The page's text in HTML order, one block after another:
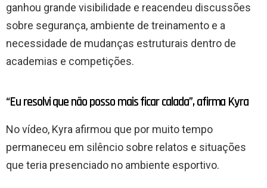
ganhou grande visibilidade e reacendeu discussões
sobre segurança, ambiente de treinamento e a
necessidade de mudanças estruturais dentro de
academias e competições.
“Eu resolvi que não posso mais ficar calada”, afirma Kyra
No vídeo, Kyra afirmou que por muito tempo
permaneceu em silêncio sobre relatos e situações
que teria presenciado no ambiente esportivo.